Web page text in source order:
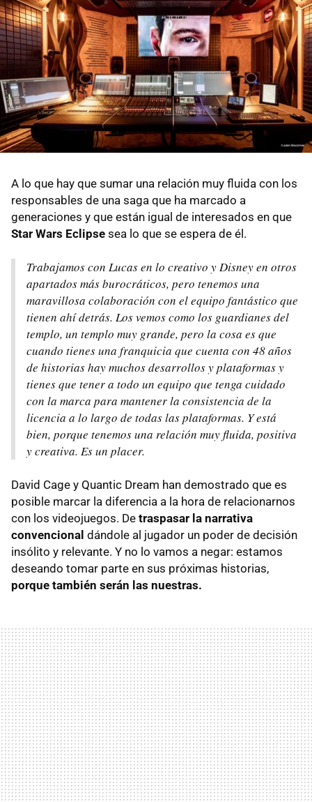
A lo que hay que sumar una relación muy fluida con los
responsables de una saga que ha marcado a
generaciones y que están igual de interesados en que
Star Wars Eclipse sea lo que se espera de él.
Trabajamos con Lucas en lo creativo y Disney en otros
apartados más burocráticos, pero tenemos una
maravillosa colaboración con el equipo fantástico que
tienen ahí detrás. Los vemos como los guardianes del
templo, un templo muy grande, pero la cosa es que
cuando tienes una franquicia que cuenta con 48 años
de historias hay muchos desarrollos y plataformas y
tienes que tener a todo un equipo que tenga cuidado
con la marca para mantener la consistencia de la
licencia a lo largo de todas las plataformas. Y está
bien, porque tenemos una relación muy fluida, positiva
y creativa. Es un placer.
David Cage y Quantic Dream han demostrado que es
posible marcar la diferencia a la hora de relacionarnos
con los videojuegos. De traspasar la narrativa
convencional dándole al jugador un poder de decisión
insólito y relevante. Y no lo vamos a negar: estamos
deseando tomar parte en sus próximas historias,
porque también serán las nuestras.